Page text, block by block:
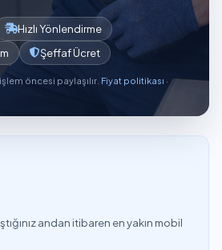
Hızlı Yönlendirme
Şeffaf Ücret
öncesi paylaşılır. Fiyat politikası ·
andan itibaren en yakın mobil